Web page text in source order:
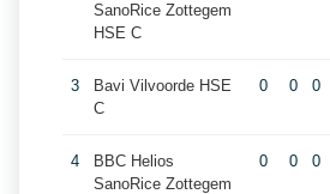
SanoRice Zottegem
HSE C
3
Bavi Vilvoorde HSE
C
0 0 0
4
BBC Helios
SanoRice Zottegem
0 0 0